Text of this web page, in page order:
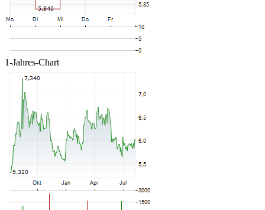
1-Jahres-Chart